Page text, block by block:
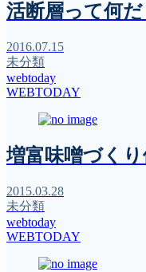
活断層って何だ
2016.07.15
未分類
webtoday
WEBTODAY
増富味噌づく
2015.03.28
未分類
webtoday
WEBTODAY